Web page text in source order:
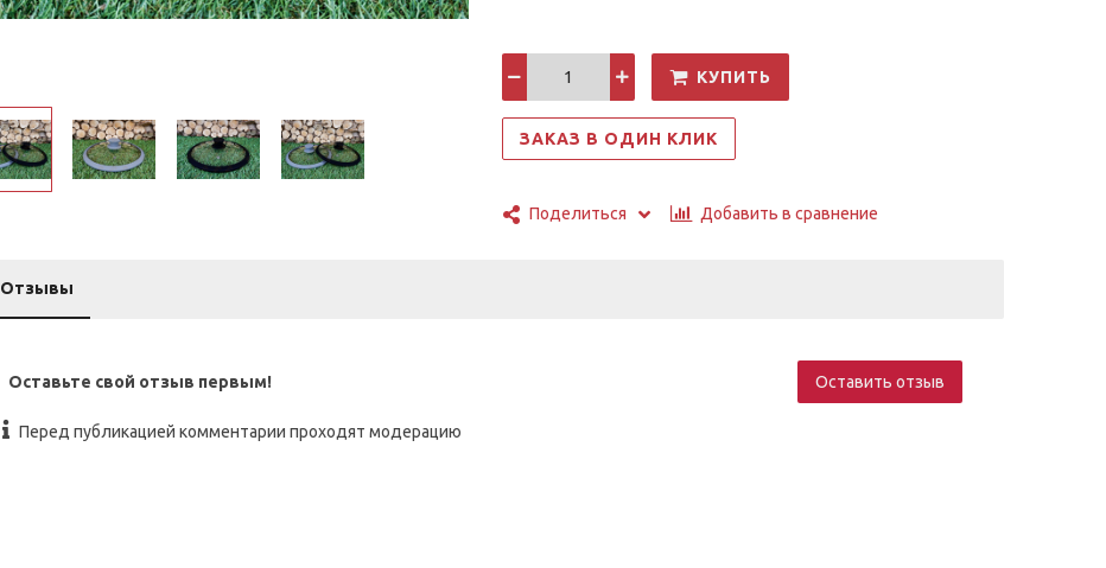
КУПИТЬ
ЗАКАЗ В ОДИН КЛИК
Поделиться Добавить в сравнение
Отзывы
Оставьте свой отзыв первым! Оставить отзыв
Перед публикацией комментарии проходят модерацию